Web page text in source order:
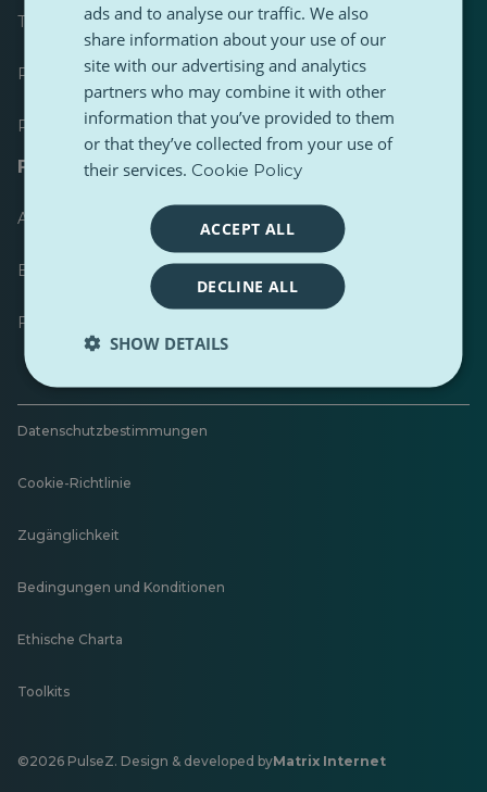
Toolkits
PulseZ Content Style Guide
PulseZ Beitragsleitfaden für Autoren
FAQs
Anfrage einreichen
Ein Problem melden
Feedback hinterlassen
Datenschutzbestimmungen
Cookie-Richtlinie
Zugänglichkeit
Bedingungen und Konditionen
Ethische Charta
Toolkits
©2026 PulseZ. Design & developed byMatrix Internet
Öffnet
ads and to analyse our traffic. We also
share information about your use of our
site with our advertising and analytics
partners who may combine it with other
information that you’ve provided to them
or that they’ve collected from your use of
their services. Cookie Policy
ACCEPT ALL
DECLINE ALL
SHOW DETAILS